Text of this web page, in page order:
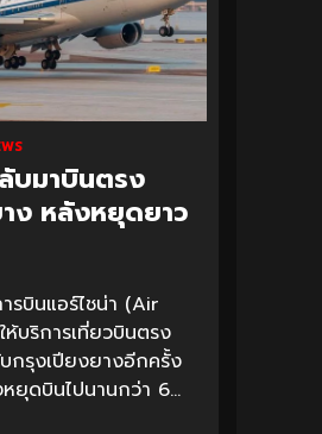
บมาบินตรง
ง หลังหยุดยาว
รบินแอร์ไชน่า (Air
บริการเที่ยวบินตรง
กรุงเปียงยางอีกครั้ง
ยุดบินไปนานกว่า 6...